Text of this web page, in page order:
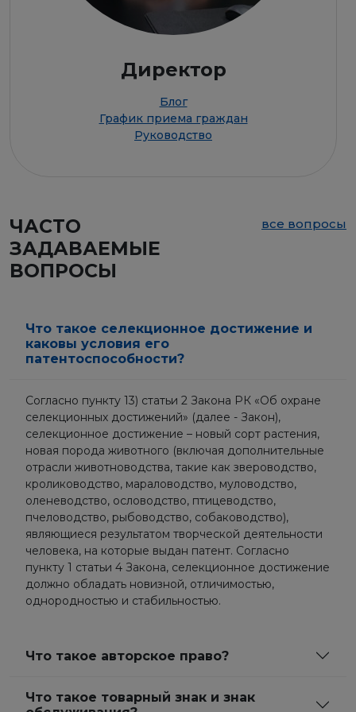
Директор
Блог
График приема граждан
Руководство
ЧАСТО
ЗАДАВАЕМЫЕ
ВОПРОСЫ
все вопросы
Что такое селекционное достижение и
каковы условия его
патентоспособности?
Согласно пункту 13) статьи 2 Закона РК «Об охране
селекционных достижений» (далее - Закон),
селекционное достижение – новый сорт растения,
новая порода животного (включая дополнительные
отрасли животноводства, такие как звероводство,
кролиководство, мараловодство, муловодство,
оленеводство, ословодство, птицеводство,
пчеловодство, рыбоводство, собаководство),
являющиеся результатом творческой деятельности
человека, на которые выдан патент. Согласно
пункту 1 статьи 4 Закона, селекционное достижение
должно обладать новизной, отличимостью,
однородностью и стабильностью.
Что такое авторское право?
Что такое товарный знак и знак